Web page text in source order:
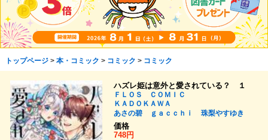
トップページ> 本・コミック > コミック > コミック
ハズレ姫は意外と愛されている？ １
ＦＬＯＳ ＣＯＭＩＣ
ＫＡＤＯＫＡＷＡ
あさの碧
ｇａｃｃｈｉ
珠梨やすゆき
価格
748円